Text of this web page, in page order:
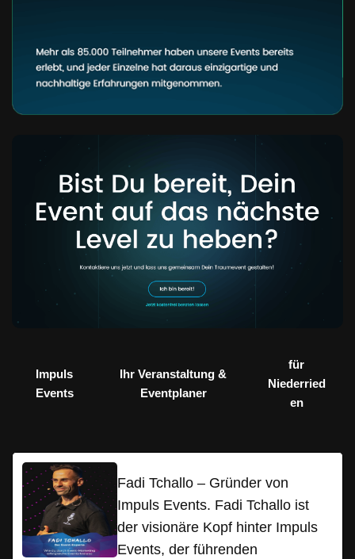
Impuls
Events
Ihr Veranstaltung &
Eventplaner
für
Niederried
en
Fadi Tchallo – Gründer von
Impuls Events. Fadi Tchallo ist
der visionäre Kopf hinter Impuls
Events, der führenden